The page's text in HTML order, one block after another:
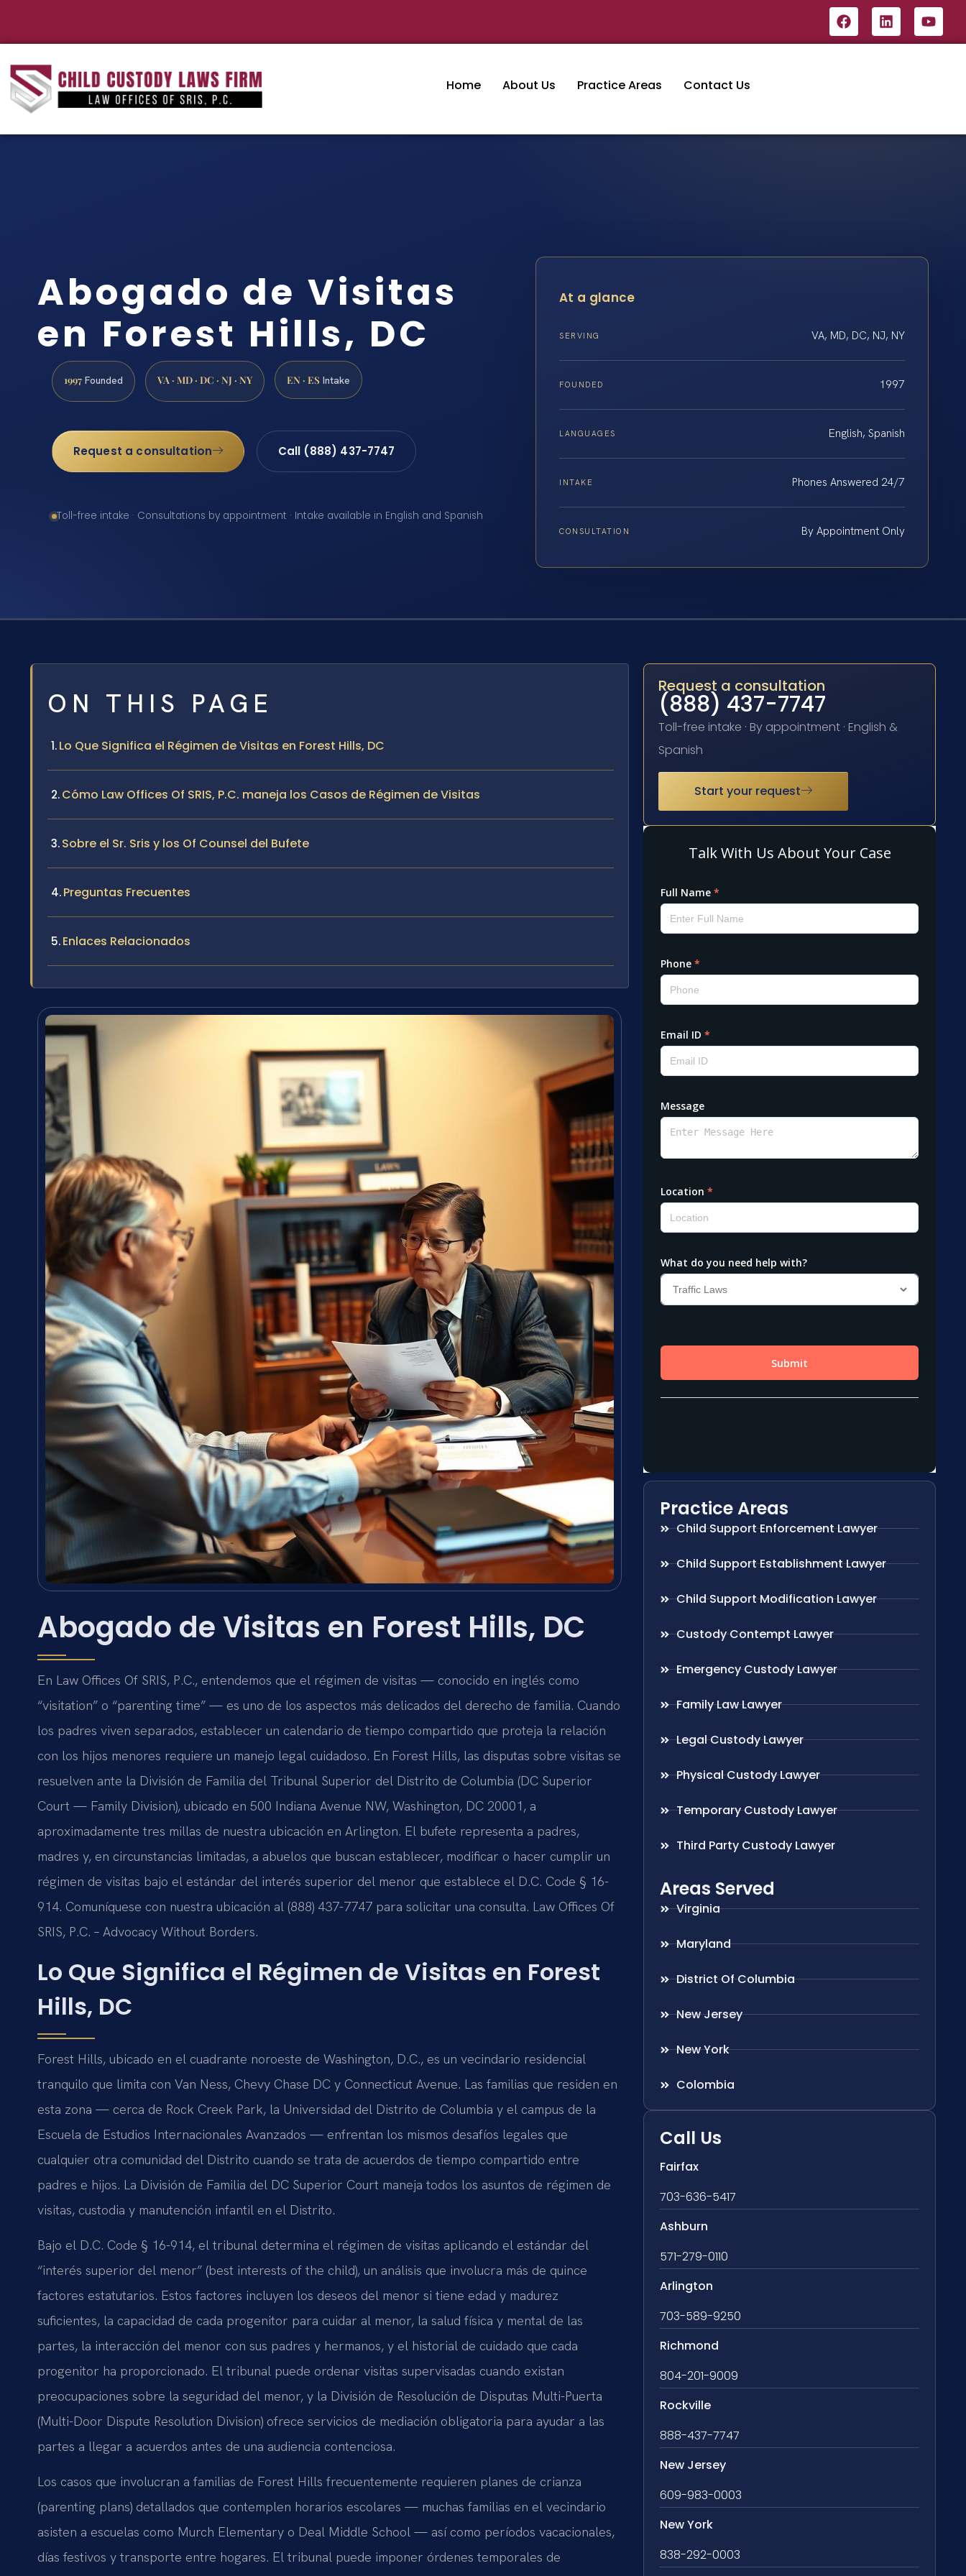
Home About Us Practice Areas Contact Us
Abogado de Visitas
en Forest Hills, DC
1997 Founded VA · MD · DC · NJ · NY EN · ES Intake
Request a consultation Call (888) 437-7747
Toll-free intake · Consultations by appointment · Intake available in English and Spanish
At a glance
SERVING VA, MD, DC, NJ, NY
FOUNDED 1997
LANGUAGES English, Spanish
INTAKE Phones Answered 24/7
CONSULTATION By Appointment Only
ON THIS PAGE
Lo Que Significa el Régimen de Visitas en Forest Hills, DC
Cómo Law Offices Of SRIS, P.C. maneja los Casos de Régimen de Visitas
Sobre el Sr. Sris y los Of Counsel del Bufete
Preguntas Frecuentes
Enlaces Relacionados
Abogado de Visitas en Forest Hills, DC
En Law Offices Of SRIS, P.C., entendemos que el régimen de visitas — conocido en inglés como
“visitation” o “parenting time” — es uno de los aspectos más delicados del derecho de familia. Cuando
los padres viven separados, establecer un calendario de tiempo compartido que proteja la relación
con los hijos menores requiere un manejo legal cuidadoso. En Forest Hills, las disputas sobre visitas se
resuelven ante la División de Familia del Tribunal Superior del Distrito de Columbia (DC Superior
Court — Family Division), ubicado en 500 Indiana Avenue NW, Washington, DC 20001, a
aproximadamente tres millas de nuestra ubicación en Arlington. El bufete representa a padres,
madres y, en circunstancias limitadas, a abuelos que buscan establecer, modificar o hacer cumplir un
régimen de visitas bajo el estándar del interés superior del menor que establece el D.C. Code § 16-
914. Comuníquese con nuestra ubicación al (888) 437-7747 para solicitar una consulta. Law Offices Of
SRIS, P.C. – Advocacy Without Borders.
Lo Que Significa el Régimen de Visitas en Forest
Hills, DC
Forest Hills, ubicado en el cuadrante noroeste de Washington, D.C., es un vecindario residencial
tranquilo que limita con Van Ness, Chevy Chase DC y Connecticut Avenue. Las familias que residen en
esta zona — cerca de Rock Creek Park, la Universidad del Distrito de Columbia y el campus de la
Escuela de Estudios Internacionales Avanzados — enfrentan los mismos desafíos legales que
cualquier otra comunidad del Distrito cuando se trata de acuerdos de tiempo compartido entre
padres e hijos. La División de Familia del DC Superior Court maneja todos los asuntos de régimen de
visitas, custodia y manutención infantil en el Distrito.
Bajo el D.C. Code § 16-914, el tribunal determina el régimen de visitas aplicando el estándar del
“interés superior del menor” (best interests of the child), un análisis que involucra más de quince
factores estatutarios. Estos factores incluyen los deseos del menor si tiene edad y madurez
suficientes, la capacidad de cada progenitor para cuidar al menor, la salud física y mental de las
partes, la interacción del menor con sus padres y hermanos, y el historial de cuidado que cada
progenitor ha proporcionado. El tribunal puede ordenar visitas supervisadas cuando existan
preocupaciones sobre la seguridad del menor, y la División de Resolución de Disputas Multi-Puerta
(Multi-Door Dispute Resolution Division) ofrece servicios de mediación obligatoria para ayudar a las
partes a llegar a acuerdos antes de una audiencia contenciosa.
Los casos que involucran a familias de Forest Hills frecuentemente requieren planes de crianza
(parenting plans) detallados que contemplen horarios escolares — muchas familias en el vecindario
asisten a escuelas como Murch Elementary o Deal Middle School — así como períodos vacacionales,
días festivos y transporte entre hogares. El tribunal puede imponer órdenes temporales de
Request a consultation
(888) 437-7747
Toll-free intake · By appointment · English &
Spanish
Start your request
Practice Areas
Child Support Enforcement Lawyer
Child Support Establishment Lawyer
Child Support Modification Lawyer
Custody Contempt Lawyer
Emergency Custody Lawyer
Family Law Lawyer
Legal Custody Lawyer
Physical Custody Lawyer
Temporary Custody Lawyer
Third Party Custody Lawyer
Areas Served
Virginia
Maryland
District Of Columbia
New Jersey
New York
Colombia
Call Us
Fairfax
703-636-5417
Ashburn
571-279-0110
Arlington
703-589-9250
Richmond
804-201-9009
Rockville
888-437-7747
New Jersey
609-983-0003
New York
838-292-0003